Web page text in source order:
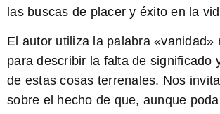
las buscas de placer y éxito en la
El autor utiliza la palabra «vanidad»
para describir la falta de significado
de estas cosas terrenales. Nos
sobre el hecho de que, aunque